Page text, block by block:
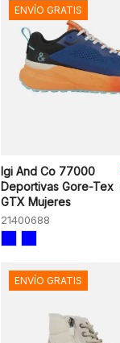
Igi And Co 77000
Deportivas Gore-Tex
GTX Mujeres
21400688
ENVÍO GRATIS
ENVÍO GRATIS